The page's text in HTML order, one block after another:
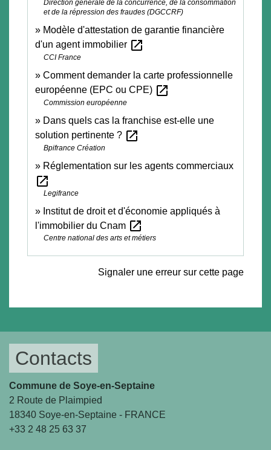
Direction générale de la concurrence, de la consommation
et de la répression des fraudes (DGCCRF)
Modèle d'attestation de garantie financière
d'un agent immobilier open_in_new
CCI France
Comment demander la carte professionnelle
européenne (EPC ou CPE) open_in_new
Commission européenne
Dans quels cas la franchise est-elle une
solution pertinente ? open_in_new
Bpifrance Création
Réglementation sur les agents commerciaux
open_in_new
Legifrance
Institut de droit et d'économie appliqués à
l'immobilier du Cnam open_in_new
Centre national des arts et métiers
Signaler une erreur sur cette page
Contacts
Commune de Soye-en-Septaine
2 Route de Plaimpied
18340 Soye-en-Septaine - FRANCE
+33 2 48 25 63 37